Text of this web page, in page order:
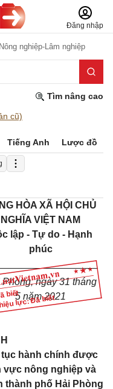
Đăng nhập
Nông nghiệp-Lâm nghiệp
Tìm nâng cao
cũ)
Tiếng Anh Lược đồ
biếtlực: Đã biết
HÒA XÃ HỘI CHỦ
NGHĨA VIỆT NAM
lập - Tự do - Hạnh
phúc
Phòng, ngày 31 tháng
5 năm 2021
hành chính được
vực nông nghiệp và
thành phố Hải Phòng